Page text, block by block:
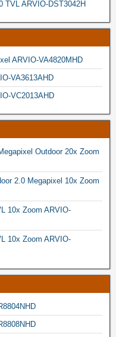
TVL ARVIO-DST3042H
ARVIO-VA4820MHD
VA3613AHD
VC2013AHD
Outdoor 20x Zoom
2.0 Megapixel 10x Zoom
10x Zoom ARVIO-
10x Zoom ARVIO-